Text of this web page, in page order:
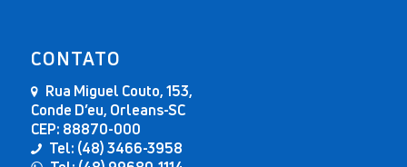
CONTATO
Rua Miguel Couto, 153,
Conde D’eu, Orleans-SC
CEP: 88870-000
Tel: (48) 3466-3958